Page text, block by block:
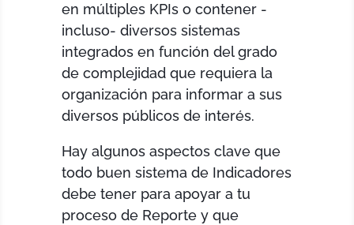
en múltiples KPIs o contener -
incluso- diversos sistemas
integrados en función del grado
de complejidad que requiera la
organización para informar a sus
diversos públicos de interés.
Hay algunos aspectos clave que
todo buen sistema de Indicadores
debe tener para apoyar a tu
proceso de Reporte y que